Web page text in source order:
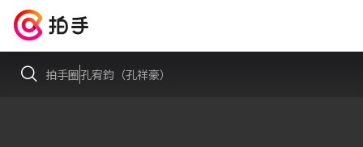
拍手圈孔宥鈞（孔祥豪）